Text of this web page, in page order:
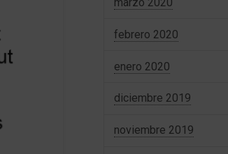
febrero 2020
enero 2020
diciembre 2019
noviembre 2019